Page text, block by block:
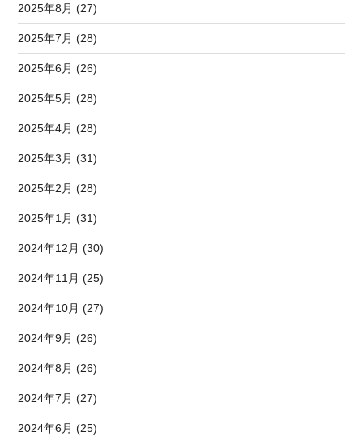
2025年8月 (27)
2025年7月 (28)
2025年6月 (26)
2025年5月 (28)
2025年4月 (28)
2025年3月 (31)
2025年2月 (28)
2025年1月 (31)
2024年12月 (30)
2024年11月 (25)
2024年10月 (27)
2024年9月 (26)
2024年8月 (26)
2024年7月 (27)
2024年6月 (25)